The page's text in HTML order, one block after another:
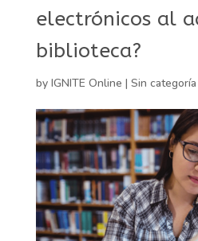
electrónicos al
biblioteca?
by IGNITE Online | Sin categoría